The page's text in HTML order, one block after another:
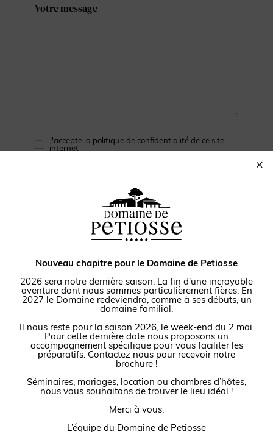
Nos coordonnées
Domaine de Petiosse
506, Route du Mène
40170 Saint Julien en Born, France
+33 7 81 15 21 49
contact@domainedepetiosse.com
Votre message
J'accepte la politique de confidentialité de ce site
internet
×
Nouveau chapitre pour le Domaine de Petiosse
2026 sera notre dernière saison. La fin d’une incroyable
aventure dont nous sommes particulièrement fières. En
2027 le Domaine redeviendra, comme à ses débuts, un
domaine familial.
Il nous reste pour la saison 2026, le week-end du 2 mai.
Pour cette dernière date nous proposons un
accompagnement spécifique pour vous faciliter les
préparatifs. Contactez nous pour recevoir notre
brochure !
Séminaires, mariages, location ou chambres d’hôtes,
nous vous souhaitons de trouver le lieu idéal !
Merci à vous,
L’équipe du Domaine de Petiosse